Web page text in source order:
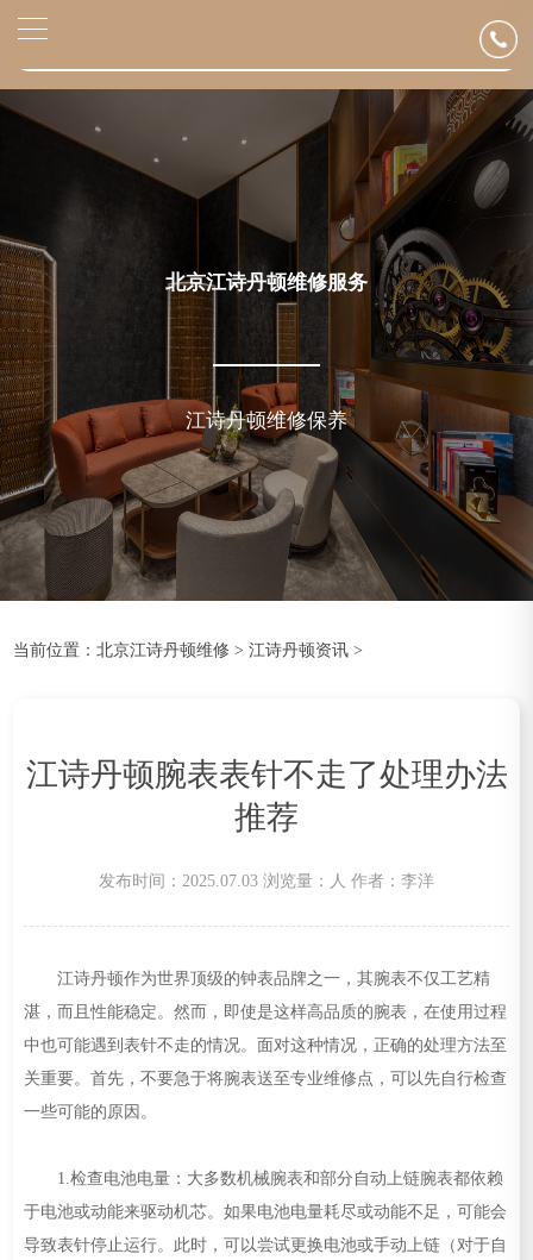
▲
▼
2026年6月江诗丹顿售后服务中心最新网点地址：
北京市东城区东长安街1号东方广场写字楼W3座6层602室（需提前预约）
北京市朝阳区建国门外大街甲6号华熙国际中心写字楼D座11层1102室（需提前预约）
北京江诗丹顿维修服务
江诗丹顿维修保养
当前位置：北京江诗丹顿维修 >江诗丹顿资讯 >
江诗丹顿腕表表针不走了处理办法
推荐
发布时间：2025.07.03 浏览量： 人 作者：李洋
江诗丹顿作为世界顶级的钟表品牌之一，其腕表不仅工艺精
湛，而且性能稳定。然而，即使是这样高品质的腕表，在使用过程
中也可能遇到表针不走的情况。面对这种情况，正确的处理方法至
关重要。首先，不要急于将腕表送至专业维修点，可以先自行检查
一些可能的原因。
1.检查电池电量：大多数机械腕表和部分自动上链腕表都依赖
于电池或动能来驱动机芯。如果电池电量耗尽或动能不足，可能会
导致表针停止运行。此时，可以尝试更换电池或手动上链（对于自